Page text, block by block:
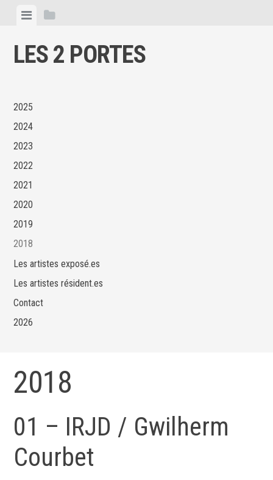
content
ViewView
LES 2 PORTES
2025
2024
2023
2022
2021
2020
2019
2018
Les artistes exposé.es
Les artistes résident.es
Contact
2026
2018
01 – IRJD / Gwilherm
Courbet